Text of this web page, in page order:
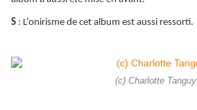
S : L’onirisme de cet album est aussi ressorti.
(c) Charlotte Tanguy